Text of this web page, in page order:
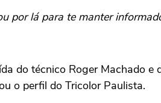
por lá para te manter
do técnico Roger Machado
o perfil do Tricolor Paulista.